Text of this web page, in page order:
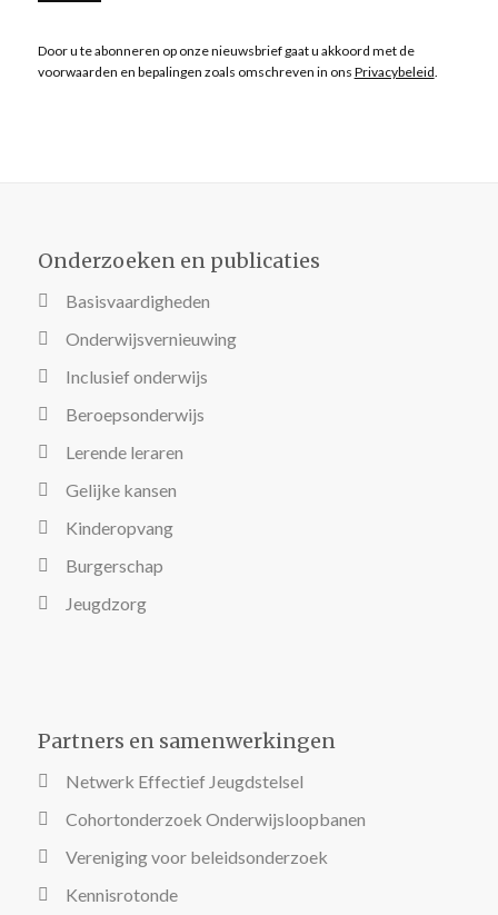
Door u te abonneren op onze nieuwsbrief gaat u akkoord met de
voorwaarden en bepalingen zoals omschreven in ons Privacybeleid
Onderzoeken en publicaties
Basisvaardigheden
Onderwijsvernieuwing
Inclusief onderwijs
Beroepsonderwijs
Lerende leraren
Gelijke kansen
Kinderopvang
Burgerschap
Jeugdzorg
Partners en samenwerkingen
Netwerk Effectief Jeugdstelsel
Cohortonderzoek Onderwijsloopbanen
Vereniging voor beleidsonderzoek
Kennisrotonde